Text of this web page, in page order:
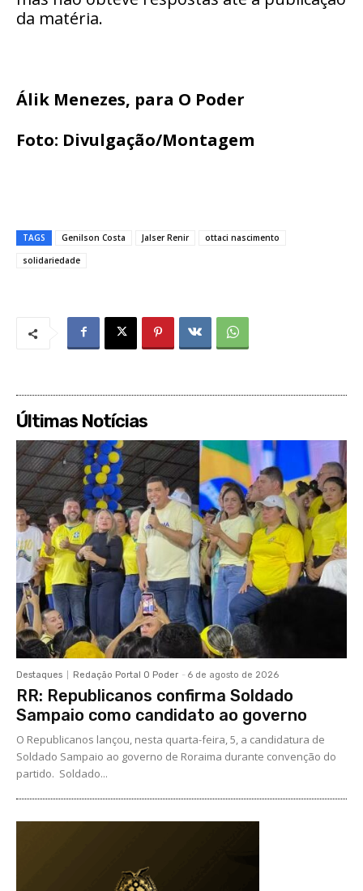
da matéria.
Álik Menezes, para O Poder
Foto: Divulgação/Montagem
TAGS Genilson Costa Jalser Renir
ottaci nascimento
solidariedade
Últimas Notícias
Destaques Redação Portal O Poder - 6 de agosto de 2026
RR: Republicanos confirma Soldado
Sampaio como candidato ao governo
O Republicanos lançou, nesta quarta-feira, 5, a candidatura de
Soldado Sampaio ao governo de Roraima durante convenção do
partido. Soldado...